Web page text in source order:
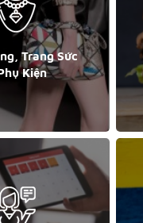
Trang Sức
Kiện